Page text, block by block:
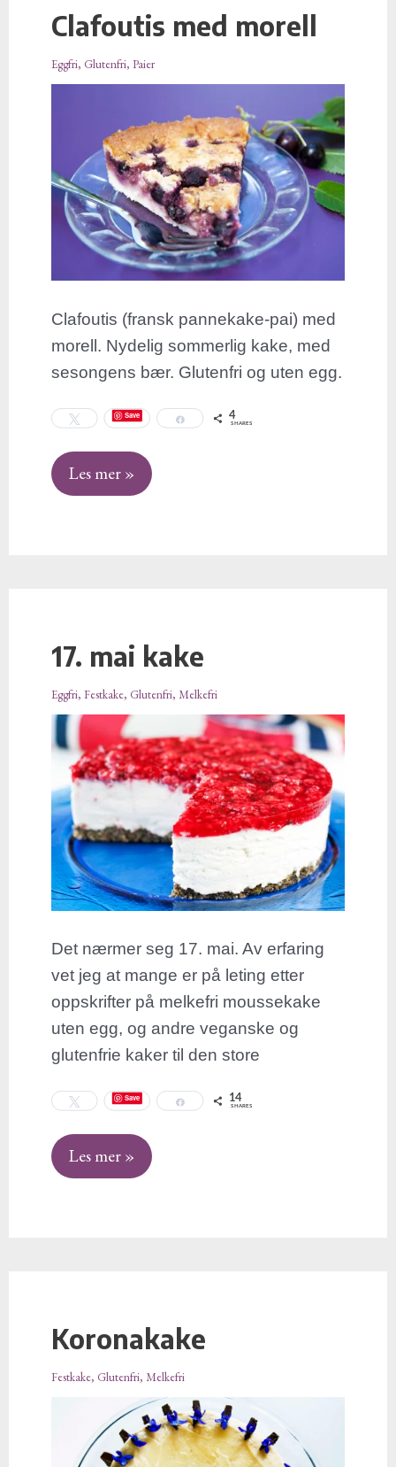
Clafoutis med morell
Eggfri, Glutenfri, Paier
Clafoutis (fransk pannekake-pai) med
morell. Nydelig sommerlig kake, med
sesongens bær. Glutenfri og uten egg.
Save Share 4
SHARES
Clafoutis
morell
Les mer »
17. mai kake
Eggfri, Festkake, Glutenfri, Melkefri
Det nærmer seg 17. mai. Av erfaring
vet jeg at mange er på leting etter
oppskrifter på melkefri moussekake
uten egg, og andre veganske og
glutenfrie kaker til den store
Save Share 14
SHARES
17.
kake
Les mer »
Koronakake
Festkake, Glutenfri, Melkefri
Koronakake